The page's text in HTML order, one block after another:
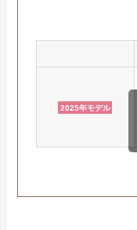
2025年モデル